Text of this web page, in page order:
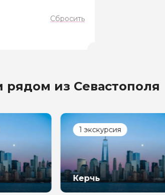
Сбросить
рядом из Севастополя
1 экскурсия
Керчь